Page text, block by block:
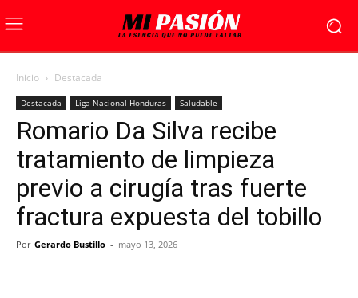
Inicio Destacada
Destacada Liga Nacional Honduras Saludable
Romario Da Silva recibe
tratamiento de limpieza
previo a cirugía tras fuerte
fractura expuesta del tobillo
Por Gerardo Bustillo - mayo 13, 2026